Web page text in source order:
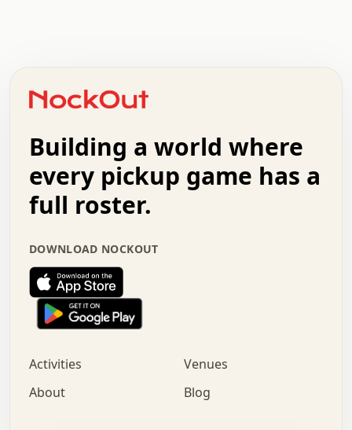
+   .   .   .   .   .   .   .   .   .   +   .   .
.   .   .   .   .   .   .   .   .   .   .   :   .
.   .   .   .   +   .   .   .   .   .   .   .   +
.   :   .   .   .   .   .   .   .   .   o   .   .
.   .   x   .   .   .   .   .   .   :   .   .   o
.   .   .   .   :   .   .   .   .   o   .   .   .
.   .   .   .   .   .   .   :   .   .   .   .   .
.   .   .   .   .   .   .   +   .   .   x   .   .
.   .   .   .   .   :   +   .   .   .   .   .   o
.   .   .   .   .   .   .   .   .   .   .   .   .
.   .   :   o   .   .   .   .   .   .   .   +   .
.   o   .   .   .   .   x   .   .   .   .   .   .
+   .   o   .   .   .   .   o   .   .   .   .
.   +   .   .   .   .   .   .   .   .   :   .   x
Building a world where
every pickup game has a
full roster.
DOWNLOAD NOCKOUT
Activities
Venues
About
Blog